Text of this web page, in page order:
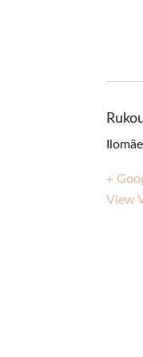
+
View